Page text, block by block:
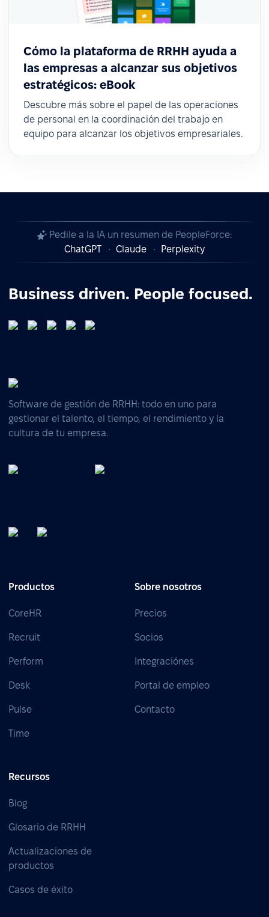
Cómo la plataforma de RRHH ayuda a
las empresas a alcanzar sus objetivos
estratégicos: eBook
Descubre más sobre el papel de las operaciones
de personal en la coordinación del trabajo en
equipo para alcanzar los objetivos empresariales.
Pedile a la IA un resumen de PeopleForce:
ChatGPT
Claude Perplexity
Business driven. People focused.
Software de gestión de RRHH: todo en uno para
gestionar el talento, el tiempo, el rendimiento y la
cultura de tu empresa.
Productos
CoreHR
Recruit
Perform
Desk
Pulse
Time
Sobre nosotros
Precios
Socios
Integraciónes
Portal de empleo
Contacto
Recursos
Blog
Glosario de RRHH
Actualizaciones de
productos
Casos de éxito